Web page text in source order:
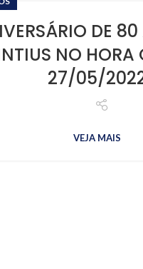
DE
NO HORA
27/05/
VEJA MAIS